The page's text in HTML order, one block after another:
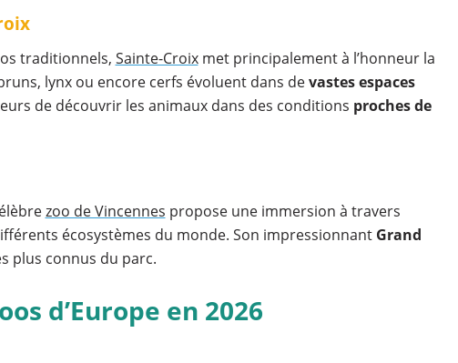
traditionnels, Sainte-Croixmet principalement à l’honneur la
lynx ou encore cerfs évoluent dans devastes espaces
de découvrir les animaux dans des conditions proches de
zoo de Vincennes propose une immersion à travers
écosystèmes du monde. Son impressionnant Grand
plus connus du parc.
d’Europe en 2026